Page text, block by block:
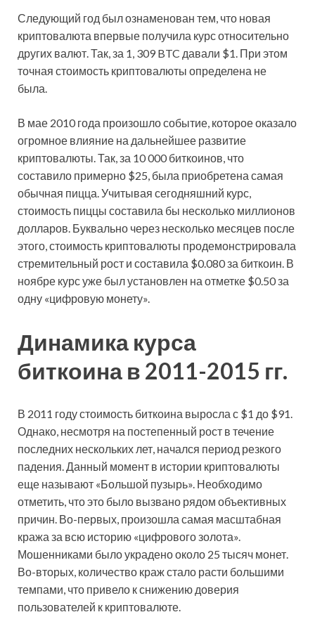
Следующий год был ознаменован тем, что новая
криптовалюта впервые получила курс относительно
других валют. Так, за 1, 309 BTC давали $1. При этом
точная стоимость криптовалюты определена не
была.
В мае 2010 года произошло событие, которое оказало
огромное влияние на дальнейшее развитие
криптовалюты. Так, за 10 000 биткоинов, что
составило примерно $25, была приобретена самая
обычная пицца. Учитывая сегодняшний курс,
стоимость пиццы составила бы несколько миллионов
долларов. Буквально через несколько месяцев после
этого, стоимость криптовалюты продемонстрировала
стремительный рост и составила $0.080 за биткоин. В
ноябре курс уже был установлен на отметке $0.50 за
одну «цифровую монету».
Динамика курса
биткоина в 2011-2015 гг.
В 2011 году стоимость биткоина выросла с $1 до $91.
Однако, несмотря на постепенный рост в течение
последних нескольких лет, начался период резкого
падения. Данный момент в истории криптовалюты
еще называют «Большой пузырь». Необходимо
отметить, что это было вызвано рядом объективных
причин. Во-первых, произошла самая масштабная
кража за всю историю «цифрового золота».
Мошенниками было украдено около 25 тысяч монет.
Во-вторых, количество краж стало расти большими
темпами, что привело к снижению доверия
пользователей к криптовалюте.